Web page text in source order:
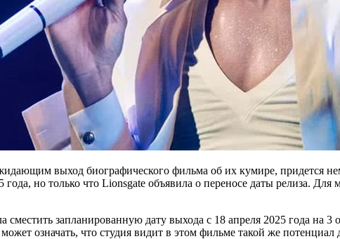
выход биографического фильма об их кумире, придется
года, но только что Lionsgate объявила о переносе даты релиза.
сместить запланированную дату выхода с 18 апреля 2025 года на
означать, что студия видит в этом фильме такой же потенциал